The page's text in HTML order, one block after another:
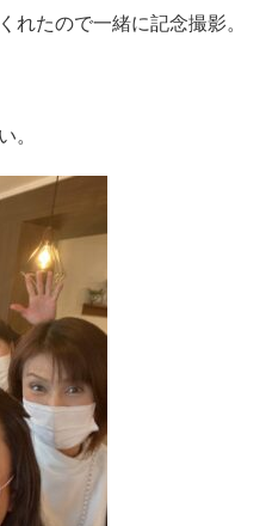
れたので一緒に記念撮影。
。